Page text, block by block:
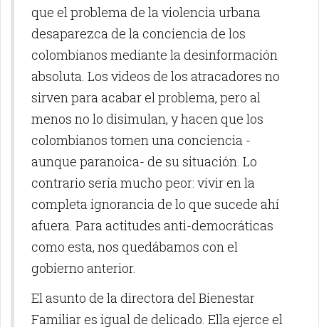
que el problema de la violencia urbana
desaparezca de la conciencia de los
colombianos mediante la desinformación
absoluta. Los videos de los atracadores no
sirven para acabar el problema, pero al
menos no lo disimulan, y hacen que los
colombianos tomen una conciencia -
aunque paranoica- de su situación. Lo
contrario sería mucho peor: vivir en la
completa ignorancia de lo que sucede ahí
afuera. Para actitudes anti-democráticas
como esta, nos quedábamos con el
gobierno anterior.
El asunto de la directora del Bienestar
Familiar es igual de delicado. Ella ejerce el